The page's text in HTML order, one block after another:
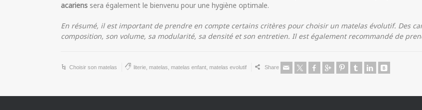
acariens sera également le bienvenu pour une hygiène optimale.
En résumé, il est important de prendre en compte certains critères pour choisir un matelas évolutif. Des
composition, son volume, sa modularité, sa densité et son entretien. Il est également recommandé de
Choisir son matelas literie matelas matelas enfant matelas evolutif Share